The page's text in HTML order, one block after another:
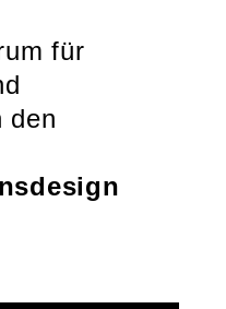
für
den